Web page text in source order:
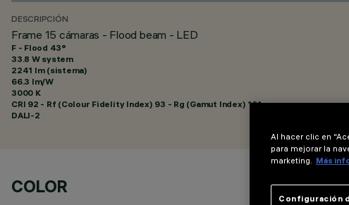
DESCRIPCIÓN
Frame 15 cámaras - Flood beam - LED
F - Flood 43°
33.8 W system
2241 lm (sistema)
66.3 lm/W
3000 K
CRI 92 - Rf (Colour Fidelity Index) 93 - Rg (Gamut Index) 101
DALI-2
COLOR
Al hacer clic en
para mejorar la
marketing. Más
Configuración